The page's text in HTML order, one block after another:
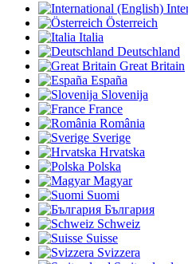
Österreich
Italia
Deutschland
Great Britain
España
Slovenija
France
România
Sverige
Hrvatska
Polska
Magyar
Suomi
България
Schweiz
Suisse
Svizzera